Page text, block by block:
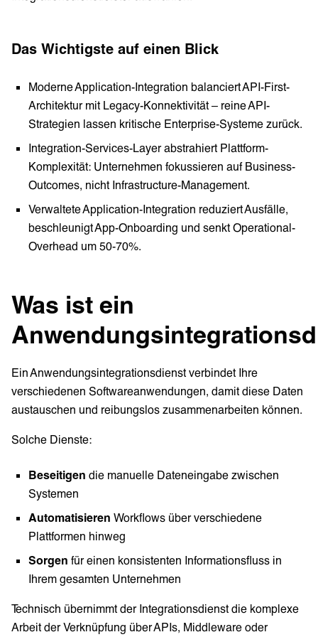
Das Wichtigste auf einen Blick
Moderne Application-Integration balanciert API-First-
Architektur mit Legacy-Konnektivität – reine API-
Strategien lassen kritische Enterprise-Systeme zurück.
Integration-Services-Layer abstrahiert Plattform-
Komplexität: Unternehmen fokussieren auf Business-
Outcomes, nicht Infrastructure-Management.
Verwaltete Application-Integration reduziert Ausfälle,
beschleunigt App-Onboarding und senkt Operational-
Overhead um 50-70%.
Was ist ein
Ein Anwendungsintegrationsdienst verbindet Ihre
verschiedenen Softwareanwendungen, damit diese Daten
austauschen und reibungslos zusammenarbeiten können.
Solche Dienste:
Beseitigen die manuelle Dateneingabe zwischen
Systemen
Automatisieren Workflows über verschiedene
Plattformen hinweg
Sorgen für einen konsistenten Informationsfluss in
Ihrem gesamten Unternehmen
Technisch übernimmt der Integrationsdienst die komplexe
Arbeit der Verknüpfung über APIs, Middleware oder